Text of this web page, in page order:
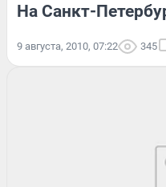
На Санкт-
9 августа, 2010, 07:22 345